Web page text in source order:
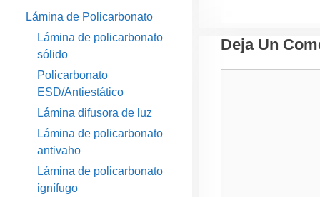
Deja Un
Lámina de Policarbonato
Lámina de policarbonato
sólido
Policarbonato
ESD/Antiestático
Lámina difusora de luz
Lámina de policarbonato
antivaho
Lámina de policarbonato
ignífugo